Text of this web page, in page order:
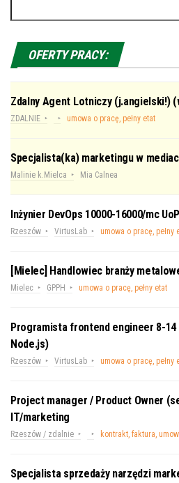
OFERTY PRACY:
Zdalny Agent Lotniczy (j.angielski!)
ZDALNIE umowa o pracę, pełny etat
Specjalista(ka) marketingu w
Malinie k.Mielca Mia Calnea
Inżynier DevOps 10000-16000/mc
Rzeszów VirtusLab umowa o pracę, pełny
[Mielec] Handlowiec branży
Mielec GPPH umowa o pracę, pełny etat
Programista frontend engineer 8-
Node.js)
Rzeszów VirtusLab umowa o pracę, pełny
Project manager / Product Owner
IT/marketing
Rzeszów / zdalnie kontrakt, faktura,
Specjalista sprzedaży narzędzi